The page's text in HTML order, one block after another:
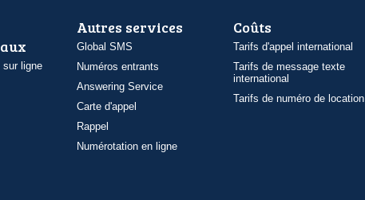
sur ligne
Autres services
Global SMS
Numéros entrants
Answering Service
Carte d'appel
Rappel
Numérotation en ligne
Coûts
Tarifs d'appel international
Tarifs de message texte
international
Tarifs de numéro de location